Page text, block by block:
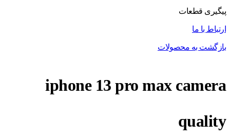
پیگیری قطعات
ارتباط با ما
بازگشت به محصولات
iphone 13 pro max camera
quality